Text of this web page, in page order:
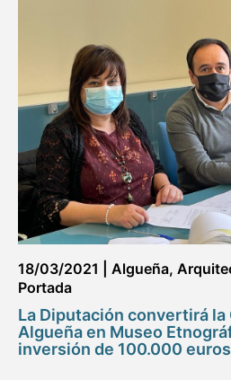
18/03/2021 Algueña,
Portada
La Diputación convertirá la
Algueña en Museo
inversión de 100.000 euros